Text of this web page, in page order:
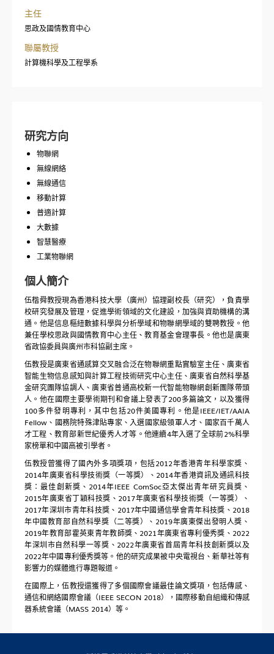
主任
思政及國情教育中心
聯屬教授
計算機科學及工程學系
研究方向
物聯網
無線網絡
無線通信
移動計算
普適計算
大數據
智慧醫療
工業物聯網
個人簡介
伍楷舜教授現為香港科技大學（廣州）協理副校長（研究），負責學
校研究發展及管理，促進學術領域的文化建設，加強與資助機構的溝
通。他是信息樞紐數據科學與分析學域和物聯網學域的雙聘教授。他
兼任學校思政與國情教育中心主任、教育基金會理事長。他也是廣東
省政協委員與廣州市科協副主席。
伍教授是廣東省通感算交叉融合泛在物聯網重點實驗室主任、廣東省
智能生物信息感知與計算工程技術研究中心主任、廣東省自然科學基
金研究團隊協調人、廣東省普通高校新一代智能物聯網創新團隊帶頭
人。他在國際主要學術期刊和會議上發表了200多篇論文，以及獲得
100多件發明專利，其中包括20件美國專利。他是IEEE/IET/AAIA
Fellow、國務院特殊津貼專家、入選國家級領軍人才、國家百千萬人
才工程、教育部新世紀優秀人才等。他連續4年入選了全球前2%科學
家榜單和中國高被引學者。
伍教授曾獲得了國內外多項獎項，包括2012年香港青年科學家獎、
2014年廣東省科學技術獎（一等獎）、2014年香港資訊及通訊科技
獎：最佳創新獎、2014年IEEE ComSoc亞太傑出青年研究員獎、
2015年廣東省丁穎科技獎、2017年廣東省科學技術獎（一等獎）、
2017年深圳市青年科技獎、2017年中國通信學會青年科技獎、2018
年中國教育部自然科學獎（二等獎）、2019年廣東傑出發明人獎、
2019年教育部霍英東青年教師獎、2021年廣東省專利優秀獎、2022
年深圳市自然科學一等獎、2022年廣東省首屆青年科技創新獎以及
2022年中國專利優秀獎等。他的研究成果被中央電視台、新華社等有
影響力的媒體進行專題報道。
在國際上，伍教授還獲得了多個國際會議最佳論文獎項，包括傳感、
通信和網絡國際會議（IEEE SECON 2018），國際移動自組織和傳感
器系統會議（MASS 2014）等。